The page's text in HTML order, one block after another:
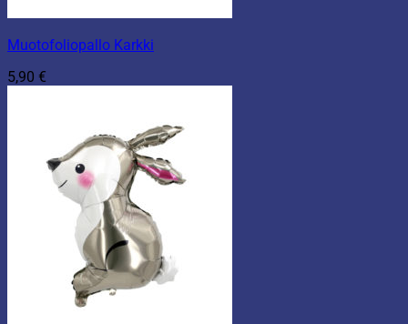
Muotofoliopallo Karkki
5,90 €